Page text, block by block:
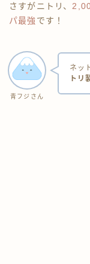
さすがニトリ、
パ最強 です！
青フジさん
ネッ
トリ